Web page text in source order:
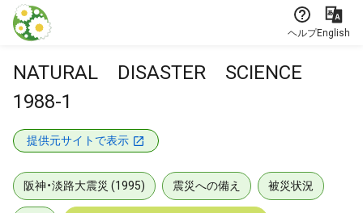
本文に飛ぶ
ヘルプEnglish
NATURAL DISASTER SCIENCE
1988-1
提供元サイトで表示
阪神・淡路大震災 (1995) 震災への備え 被災状況